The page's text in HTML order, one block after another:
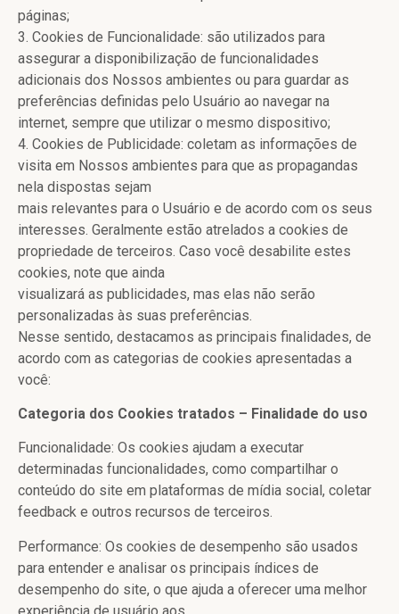
páginas;
3. Cookies de Funcionalidade: são utilizados para
assegurar a disponibilização de funcionalidades
adicionais dos Nossos ambientes ou para guardar as
preferências definidas pelo Usuário ao navegar na
internet, sempre que utilizar o mesmo dispositivo;
4. Cookies de Publicidade: coletam as informações de
visita em Nossos ambientes para que as propagandas
nela dispostas sejam
mais relevantes para o Usuário e de acordo com os seus
interesses. Geralmente estão atrelados a cookies de
propriedade de terceiros. Caso você desabilite estes
cookies, note que ainda
visualizará as publicidades, mas elas não serão
personalizadas às suas preferências.
Nesse sentido, destacamos as principais finalidades, de
acordo com as categorias de cookies apresentadas a
você:
Categoria dos Cookies tratados – Finalidade do uso
Funcionalidade: Os cookies ajudam a executar
determinadas funcionalidades, como compartilhar o
conteúdo do site em plataformas de mídia social, coletar
feedback e outros recursos de terceiros.
Performance: Os cookies de desempenho são usados
para entender e analisar os principais índices de
desempenho do site, o que ajuda a oferecer uma melhor